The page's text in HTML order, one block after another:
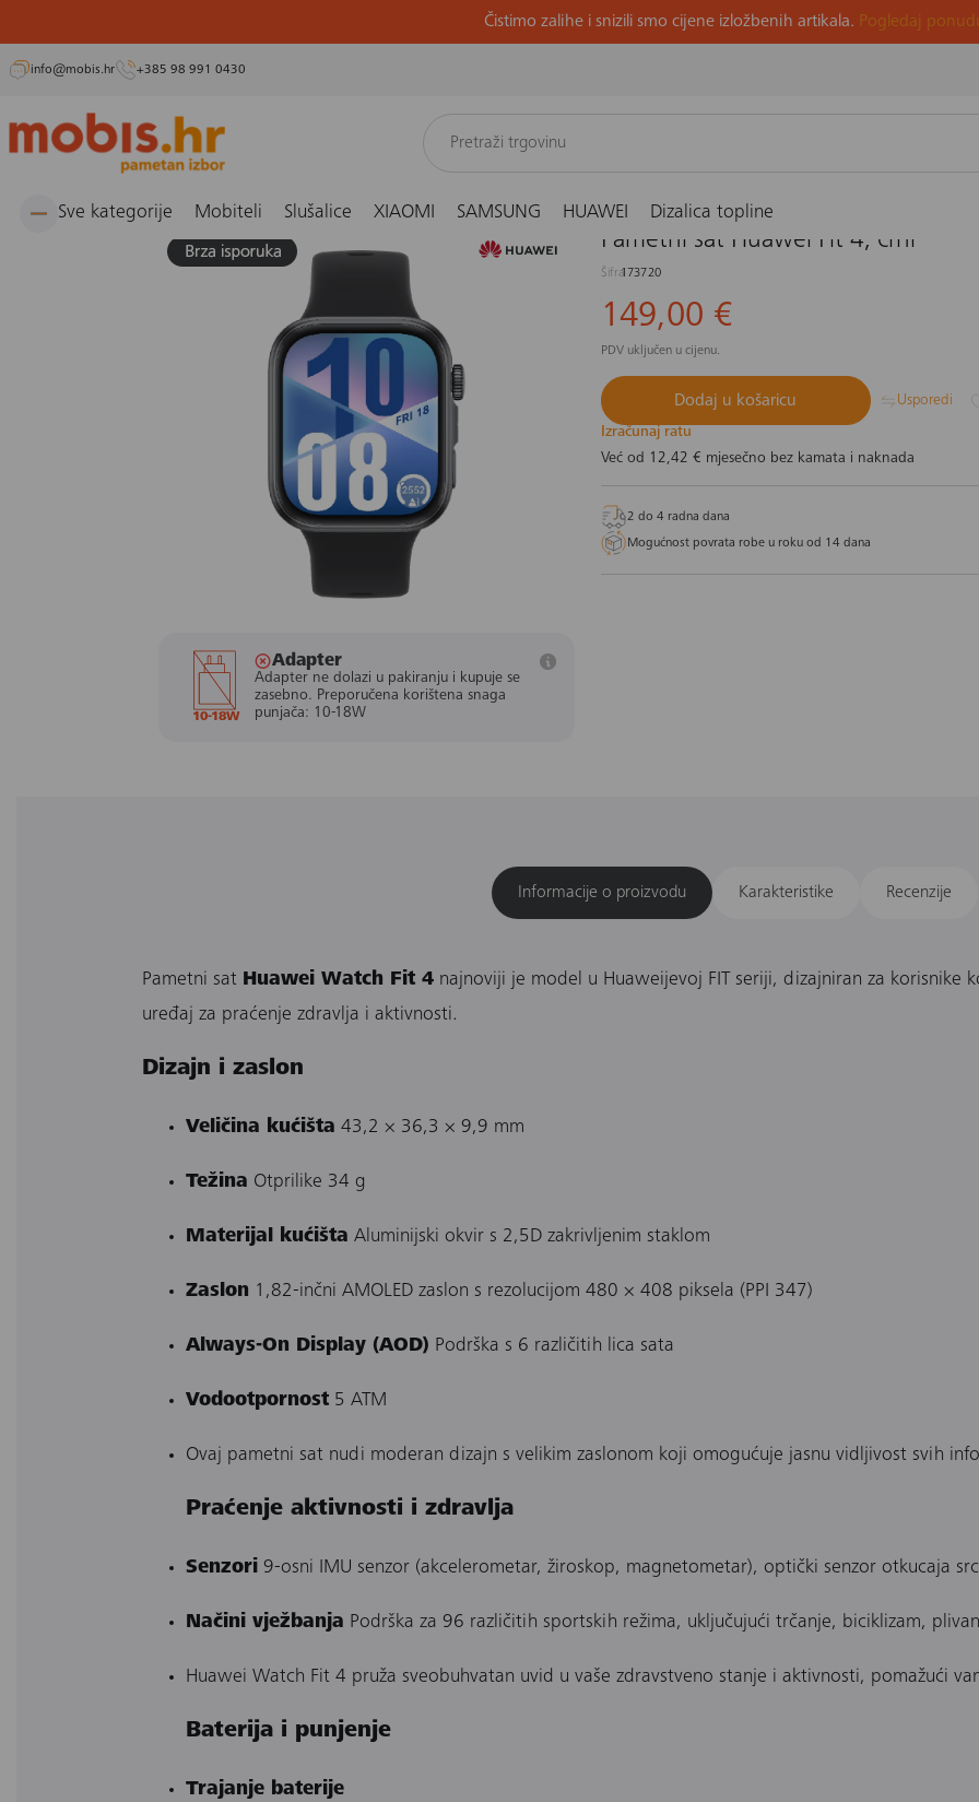
Preskoči
Čistimo zalihe i snizili smo cijene izložbenih artikala. Pogledaj
info@mobis.hr +385 98 991 0430
Sve kategorije Mobiteli Slušalice XIAOMI SAMSUNG HUAWEI Dizalica topline
Pametni satovi i narukvice
10-18W
Adapter
Adapter ne dolazi u pakiranju i kupuje se
zasebno. Preporučena korištena snaga
punjača: 10-18W
Pametni sat Huawei Fit 4, crni
Šifra173720
149,00 €
PDV uključen u cijenu.
Dodaj u košaricu Usporedi
Izračunaj ratu
Već od 12,42 € mjesečno bez kamata i naknada
2 do 4 radna dana
Mogućnost povrata robe u roku od 14 dana
Informacije o proizvodu Karakteristike Recenzije
Pametni sat Huawei Watch Fit 4 najnoviji je model u Huaweijevoj FIT seriji, dizajniran za korisnike
uređaj za praćenje zdravlja i aktivnosti.
Dizajn i zaslon
Veličina kućišta 43,2 × 36,3 × 9,9 mm
Težina Otprilike 34 g
Materijal kućišta Aluminijski okvir s 2,5D zakrivljenim staklom
Zaslon 1,82-inčni AMOLED zaslon s rezolucijom 480 × 408 piksela (PPI 347)
Always-On Display (AOD) Podrška s 6 različitih lica sata
Vodootpornost 5 ATM
Ovaj pametni sat nudi moderan dizajn s velikim zaslonom koji omogućuje jasnu vidljivost svih
Praćenje aktivnosti i zdravlja
Senzori 9-osni IMU senzor (akcelerometar, žiroskop, magnetometar), optički senzor otkucaja
Načini vježbanja Podrška za 96 različitih sportskih režima, uključujući trčanje, biciklizam,
Huawei Watch Fit 4 pruža sveobuhvatan uvid u vaše zdravstveno stanje i aktivnosti, pomažući
Baterija i punjenje
Trajanje baterije